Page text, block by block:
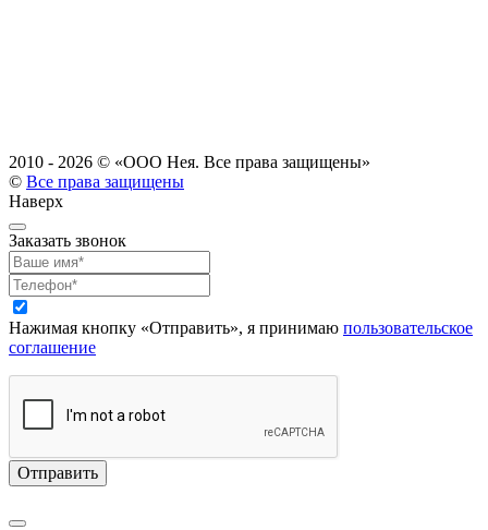
2010 - 2026 © «ООО Нея. Все права защищены»
© Все права защищены
Наверх
Заказать звонок
Нажимая кнопку «Отправить», я принимаю пользовательское
соглашение